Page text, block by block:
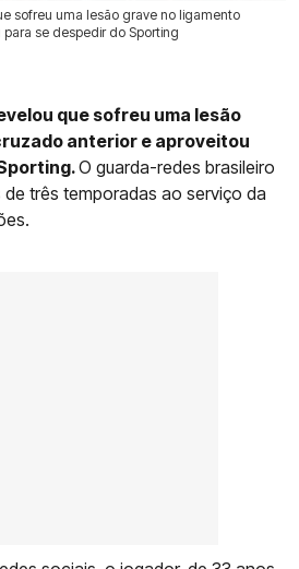
sofreu uma lesão grave no ligamento
se despedir do Sporting
que sofreu uma lesão
anterior e aproveitou
O guarda-redes brasileiro
três temporadas ao serviço da